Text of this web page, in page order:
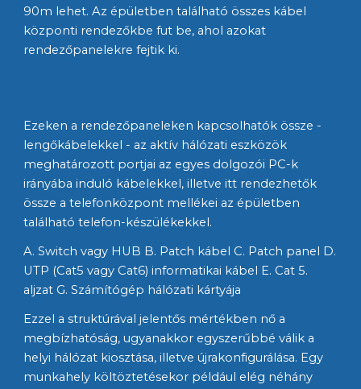
90m lehet. Az épületben található összes kábel
központi rendezőkbe fut be, ahol azokat
rendezőpanelekre fejtik ki.
Ezeken a rendezőpaneleken kapcsolhatók össze -
lengőkábelekkel - az aktív hálózati eszközök
meghatározott portjai az egyes dolgozói PC-k
irányába induló kábelekkel, illetve itt rendezhetők
össze a telefonközpont mellékei az épületben
található telefon-készülékekkel.
A. Switch vagy HUB B. Patch kábel C. Patch panel D.
UTP (Cat5 vagy Cat6) informatikai kábel E. Cat 5.
aljzat G. Számítógép hálózati kártyája
Ezzel a struktúrával jelentős mértékben nő a
megbízhatóság, ugyanakkor egyszerűbbé válik a
helyi hálózat kiosztása, illetve újrakonfigurálása. Egy
munkahely költöztetésekor például elég néhány